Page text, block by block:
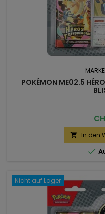
MARKE:
POKÉMON ME02.5
 In den

Nicht auf Lager